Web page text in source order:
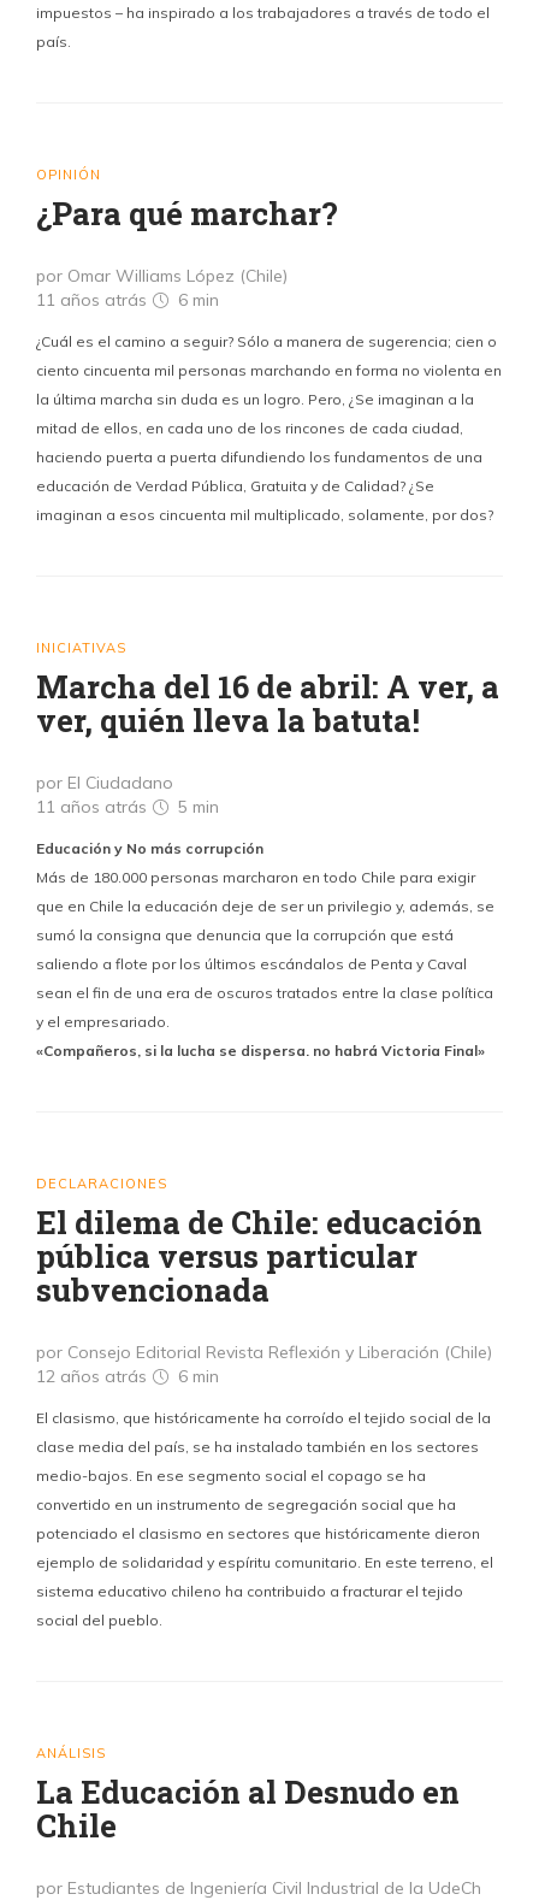
impuestos – ha inspirado a los trabajadores a través de todo el
país.
OPINIÓN
¿Para qué marchar?
por Omar Williams López (Chile)
11 años atrás
6 min
¿Cuál es el camino a seguir? Sólo a manera de sugerencia; cien o
ciento cincuenta mil personas marchando en forma no violenta en
la última marcha sin duda es un logro. Pero, ¿Se imaginan a la
mitad de ellos, en cada uno de los rincones de cada ciudad,
haciendo puerta a puerta difundiendo los fundamentos de una
educación de Verdad Pública, Gratuita y de Calidad? ¿Se
imaginan a esos cincuenta mil multiplicado, solamente, por dos?
INICIATIVAS
Marcha del 16 de abril: A ver, a
ver, quién lleva la batuta!
por El Ciudadano
11 años atrás
5 min
Educación y No más corrupción
Más de 180.000 personas marcharon en todo Chile para exigir
que en Chile la educación deje de ser un privilegio y, además, se
sumó la consigna que denuncia que la corrupción que está
saliendo a flote por los últimos escándalos de Penta y Caval
sean el fin de una era de oscuros tratados entre la clase política
y el empresariado.
«Compañeros, si la lucha se dispersa. no habrá Victoria Final»
DECLARACIONES
El dilema de Chile: educación
pública versus particular
subvencionada
por Consejo Editorial Revista Reflexión y Liberación (Chile)
12 años atrás
6 min
El clasismo, que históricamente ha corroído el tejido social de la
clase media del país, se ha instalado también en los sectores
medio-bajos. En ese segmento social el copago se ha
convertido en un instrumento de segregación social que ha
potenciado el clasismo en sectores que históricamente dieron
ejemplo de solidaridad y espíritu comunitario. En este terreno, el
sistema educativo chileno ha contribuido a fracturar el tejido
social del pueblo.
ANÁLISIS
La Educación al Desnudo en
Chile
por Estudiantes de Ingeniería Civil Industrial de la UdeCh